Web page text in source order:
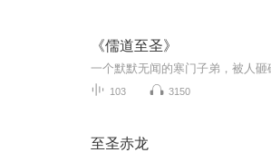
《儒道至圣》
103 3150
至圣赤龙